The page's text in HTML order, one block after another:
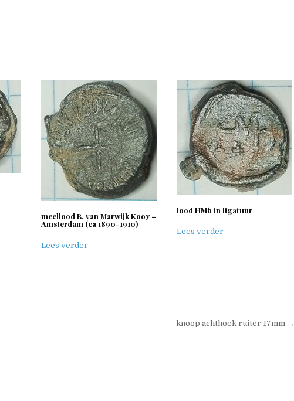
meellood B. van Marwijk Kooy –
Amsterdam (ca 1890-1910)
Lees verder
lood HMb in ligatuur
Lees verder
knoop achthoek ruiter 17mm →